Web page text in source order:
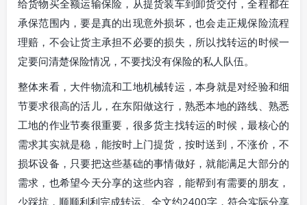
给货物买全额运输保险，从提货装车到卸货交付，全程都在
承保范围内，要是真的出现意外损坏，也会走正规保险流程
理赔，不会让货主承担不必要的损失，所以找转运的时候一
定要问清楚保险情况，不要找没有保险的私人队伍。
整体来看，大件物流和工地机械转运，本身就是对经验和细
节要求很高的活儿，在东阳做这行，熟悉本地的路线、熟悉
工地的作业节奏很重要，很多货主找转运的时候，最核心的
需求其实就是稳，能按时上门提货，按时送到，不涨价，不
损坏设备，只要把这些基础的事情做好，就能满足大部分的
需求，也希望今天分享的这些内容，能帮到有需要的朋友，
少踩坑，顺顺利利完成转运。全文约2400字，符合实际分享